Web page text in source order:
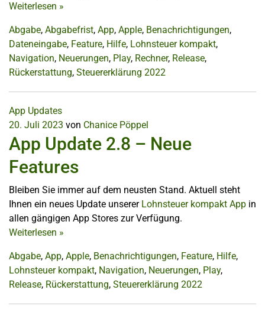
Weiterlesen »
Abgabe, Abgabefrist, App, Apple, Benachrichtigungen,
Dateneingabe, Feature, Hilfe, Lohnsteuer kompakt,
Navigation, Neuerungen, Play, Rechner, Release,
Rückerstattung, Steuererklärung 2022
App Updates
20. Juli 2023 von Chanice Pöppel
App Update 2.8 – Neue
Features
Bleiben Sie immer auf dem neusten Stand. Aktuell steht
Ihnen ein neues Update unserer Lohnsteuer kompakt App in
allen gängigen App Stores zur Verfügung.
Weiterlesen »
Abgabe, App, Apple, Benachrichtigungen, Feature, Hilfe,
Lohnsteuer kompakt, Navigation, Neuerungen, Play,
Release, Rückerstattung, Steuererklärung 2022